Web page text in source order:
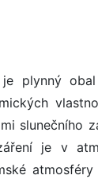
je plynný
slunečního
je v